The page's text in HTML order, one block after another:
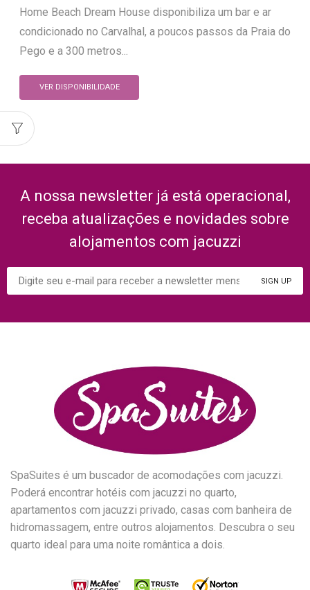
Home Beach Dream House disponibiliza um bar e ar
condicionado no Carvalhal, a poucos passos da Praia do
Pego e a 300 metros...
VER DISPONIBILIDADE
A nossa newsletter já está operacional,
receba atualizações e novidades sobre
alojamentos com jacuzzi
SpaSuites é um buscador de acomodações com jacuzzi.
Poderá encontrar hotéis com jacuzzi no quarto,
apartamentos com jacuzzi privado, casas com banheira de
hidromassagem, entre outros alojamentos. Descubra o seu
quarto ideal para uma noite romântica a dois.